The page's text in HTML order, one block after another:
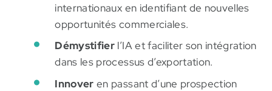
internationaux en identifiant de nouvelles
opportunités commerciales.
Démystifier l’IA et faciliter son intégration
dans les processus d’exportation.
Innover en passant d’une prospection